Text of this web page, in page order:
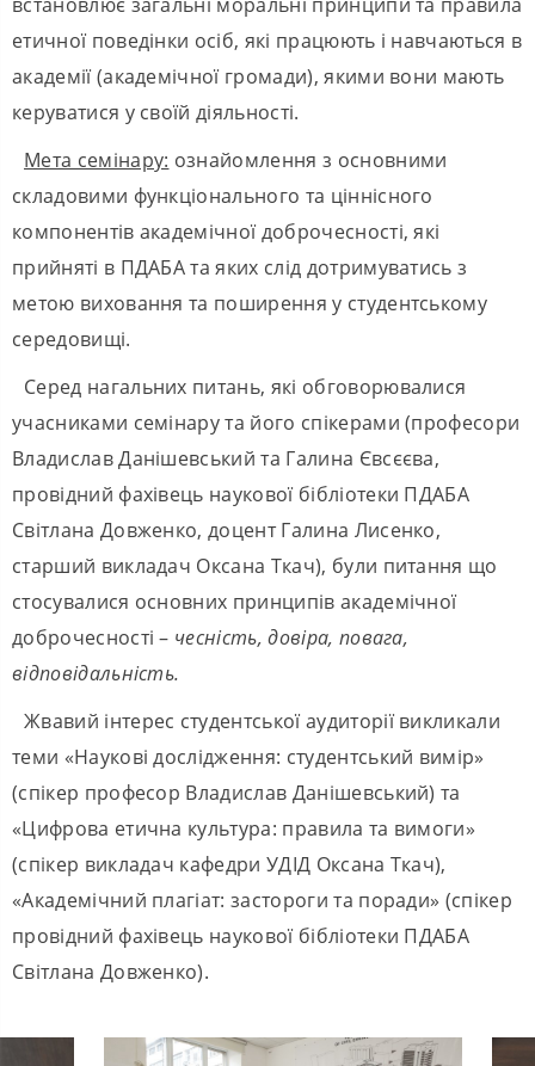
етичної поведінки осіб, які працюють і навчаються в
академії (академічної громади), якими вони мають
керуватися у своїй діяльності.
Мета семінару: ознайомлення з основними
складовими функціонального та ціннісного
компонентів академічної доброчесності, які
прийняті в ПДАБА та яких слід дотримуватись з
метою виховання та поширення у студентському
середовищі.
Серед нагальних питань, які обговорювалися
учасниками семінару та його спікерами (професори
Владислав Данішевський та Галина Євсєєва,
провідний фахівець наукової бібліотеки ПДАБА
Світлана Довженко, доцент Галина Лисенко,
старший викладач Оксана Ткач), були питання що
стосувалися основних принципів академічної
доброчесності – чесність, довіра, повага,
відповідальність.
Жвавий інтерес студентської аудиторії викликали
теми «Наукові дослідження: студентський вимір»
(спікер професор Владислав Данішевський) та
«Цифрова етична культура: правила та вимоги»
(спікер викладач кафедри УДІД Оксана Ткач),
«Академічний плагіат: застороги та поради» (спікер
провідний фахівець наукової бібліотеки ПДАБА
Світлана Довженко).